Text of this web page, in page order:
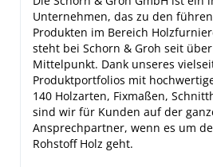
Unternehmen, das zu den
Produkten im Bereich
steht bei Schorn & Groh seit
Mittelpunkt. Dank unseres
Produktportfolios mit
140 Holzarten, Fixmaßen,
sind wir für Kunden auf der
Ansprechpartner, wenn es um
Rohstoff Holz geht.